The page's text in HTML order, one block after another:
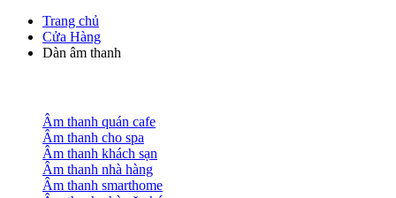
Trang chủ
Cửa Hàng
Dàn âm thanh
Âm thanh quán cafe
Âm thanh cho spa
Âm thanh khách sạn
Âm thanh nhà hàng
Âm thanh smarthome